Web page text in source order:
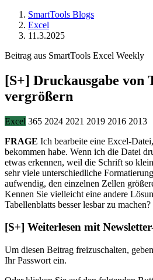
SmartTools Blogs
Excel
11.3.2025
Beitrag aus SmartTools Excel Weekly
[S+] Druckausgabe von
vergrößern
Excel 365 2024 2021 2019 2016 2013
FRAGE Ich bearbeite eine Excel-
bekommen habe. Wenn ich die Datei
etwas erkennen, weil die Schrift so
sehr viele unterschiedliche
aufwendig, den einzelnen Zellen
Kennen Sie vielleicht eine andere
Tabellenblatts besser lesbar zu machen?
[S+] Weiterlesen mit
Um diesen Beitrag freizuschalten,
Ihr Passwort ein.